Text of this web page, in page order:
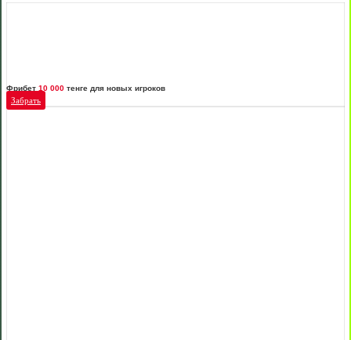
Фрибет 10 000 тенге для новых игроков
Забрать